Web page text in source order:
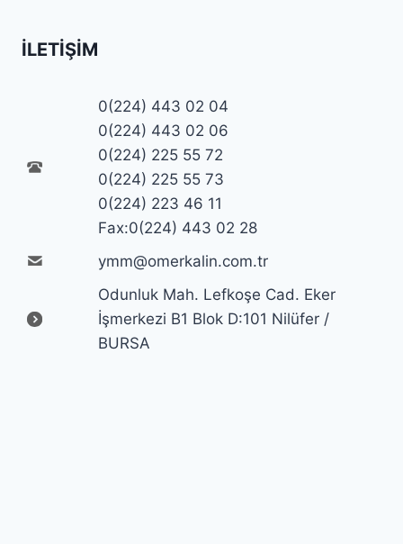
İLETIŞIM
0(224) 443 02 04
0(224) 443 02 06
0(224) 225 55 72
0(224) 225 55 73
0(224) 223 46 11
Fax:0(224) 443 02 28
ymm@omerkalin.com.tr
Odunluk Mah. Lefkoşe Cad. Eker
İşmerkezi B1 Blok D:101 Nilüfer /
BURSA